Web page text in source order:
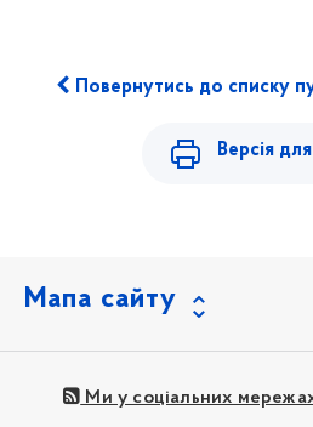
Повернутись до списку
Версія
Мапа сайту
Ми у соціальних